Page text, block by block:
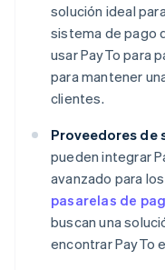
solución ideal
sistema de pago
usar PayTo para
para mantener
clientes.
Proveedores de
pueden integrar
avanzado para
pasarelas de
buscan una
encontrar PayTo